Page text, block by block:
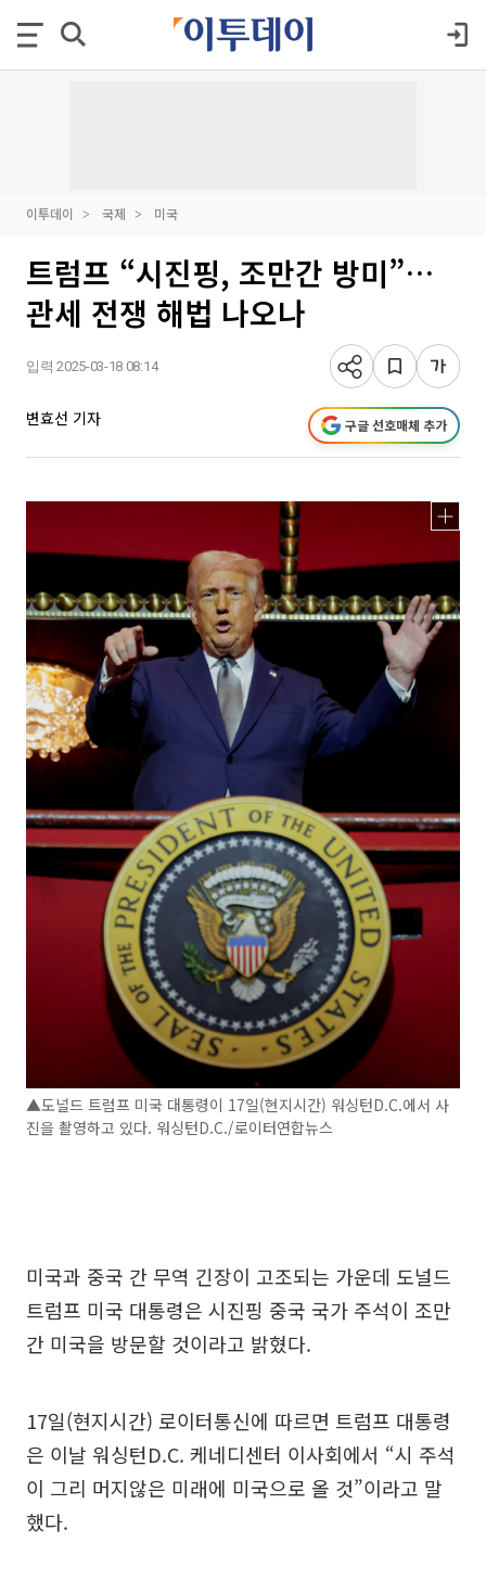
이투데이 국제 미국
트럼프 “시진핑, 조만간 방미”…
관세 전쟁 해법 나오나
입력 2025-03-18 08:14
변효선 기자 구글 선호매체 추가
▲도널드 트럼프 미국 대통령이 17일(현지시간) 워싱턴D.C.에서 사
진을 촬영하고 있다. 워싱턴D.C./로이터연합뉴스
미국과 중국 간 무역 긴장이 고조되는 가운데 도널드
트럼프 미국 대통령은 시진핑 중국 국가 주석이 조만
간 미국을 방문할 것이라고 밝혔다.
17일(현지시간) 로이터통신에 따르면 트럼프 대통령
은 이날 워싱턴D.C. 케네디센터 이사회에서 “시 주석
이 그리 머지않은 미래에 미국으로 올 것”이라고 말
했다.